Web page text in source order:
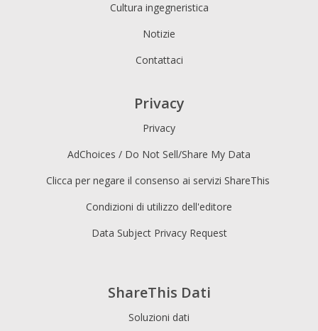
ShareThis Dati
Soluzioni dati
Cultura ingegneristica
Notizie
Contattaci
Privacy
Privacy
AdChoices / Do Not Sell/Share My Data
Clicca per negare il consenso ai servizi ShareThis
Condizioni di utilizzo dell'editore
Data Subject Privacy Request